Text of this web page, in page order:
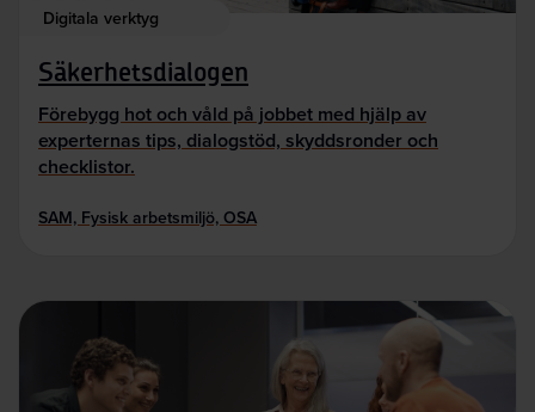
Digitala verktyg
Säkerhetsdialogen
Förebygg hot och våld på jobbet med hjälp av
experternas tips, dialogstöd, skyddsronder och
checklistor.
SAM, Fysisk arbetsmiljö, OSA